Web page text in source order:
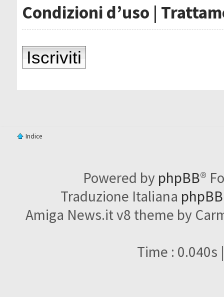
Condizioni d’uso |
Iscriviti
Indice
Powered by phpBB®
Traduzione Italiana
Amiga News.it v8 theme by
Time : 0.040s